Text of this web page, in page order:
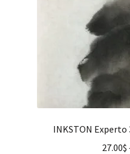
INKSTON Experto
27.00$